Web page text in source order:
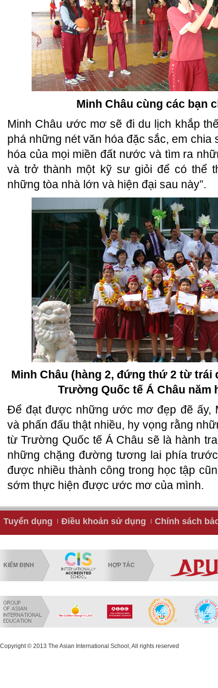
Minh Châu cùng các bạn
Minh Châu ước mơ sẽ đi du lịch khắp
phá những nét văn hóa đặc sắc, em chia
hóa của mọi miền đất nước và tìm ra
và trở thành một kỹ sư giỏi để có thể
những tòa nhà lớn và hiện đại sau này”.
Minh Châu (hàng 2, đứng thứ 2 từ trái
Trường Quốc tế Á Châu năm
Để đạt được những ước mơ đẹp đẽ ấy,
và phấn đấu thật nhiều, hy vọng rằng
từ Trường Quốc tế Á Châu sẽ là hành
những chặng đường tương lai phía
được nhiều thành công trong học tập
sớm thực hiện được ước mơ của mình.
Tuyển dụng Điều khoản sử dụng Chính sách
KIỂM ĐỊNH HỢP TÁC
Copyright © 2013 The Asian International School, All rights reserved